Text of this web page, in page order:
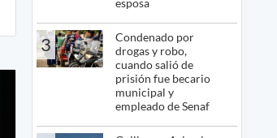
3
Condenado por
drogas y robo,
cuando salió de
prisión fue becario
municipal y
empleado de Senaf